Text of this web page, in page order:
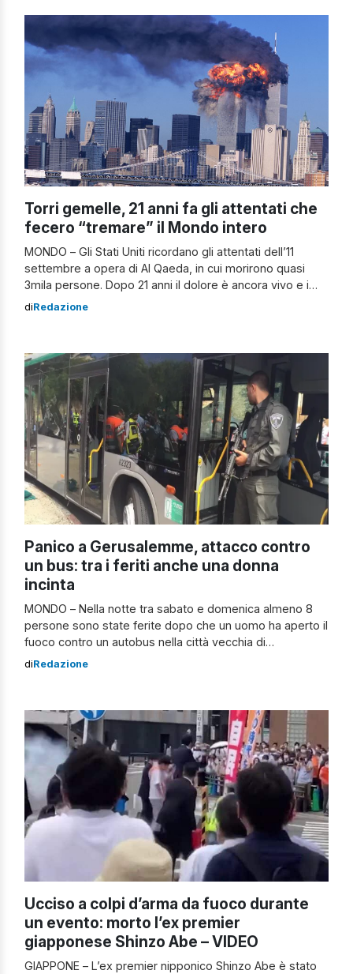
Torri gemelle, 21 anni fa gli attentati che
fecero “tremare” il Mondo intero
MONDO – Gli Stati Uniti ricordano gli attentati dell’11
settembre a opera di Al Qaeda, in cui morirono quasi
3mila persone. Dopo 21 anni il dolore è ancora vivo e i
familiari delle vittime non riescono a trovare pace. Un
diRedazione
Panico a Gerusalemme, attacco contro
un bus: tra i feriti anche una donna
incinta
MONDO – Nella notte tra sabato e domenica almeno 8
persone sono state ferite dopo che un uomo ha aperto il
fuoco contro un autobus nella città vecchia di
Gerusalemme, non lontano dal Muro Occidentale. Tra i
tal proposito, ha […]
diRedazione
Ucciso a colpi d’arma da fuoco durante
un evento: morto l’ex premier
giapponese Shinzo Abe – VIDEO
GIAPPONE – L’ex premier nipponico Shinzo Abe è stato